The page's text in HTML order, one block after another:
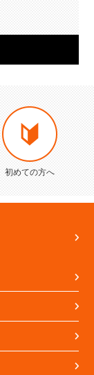
初めての方へ